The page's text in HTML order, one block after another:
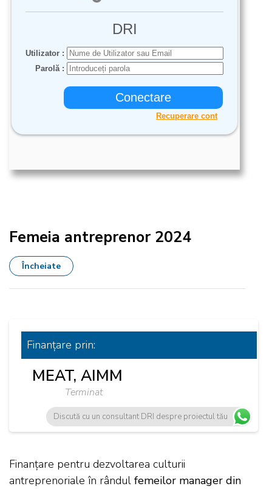
Femeia antreprenor 2024
Încheiate
Finanțare prin:
MEAT, AIMM
Terminat
Discută cu un consultant DRI despre proiectul tău
Finanțare pentru dezvoltarea culturii
antreprenoriale în rândul femeilor manager din